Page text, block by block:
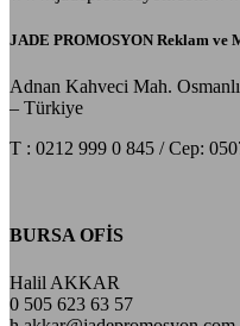
JADE PROMOSYON Reklam ve
Adnan Kahveci Mah.
– Türkiye
T : 0212 999 0 845 / Cep:
BURSA OFİS
Halil AKKAR
0 505 623 63 57